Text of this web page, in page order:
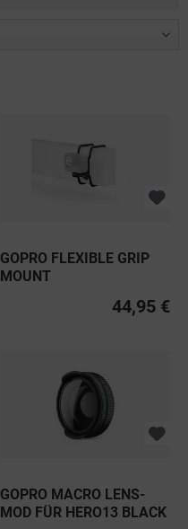
GOPRO FLEXIBLE GRIP
MOUNT
44,95 €
GOPRO MACRO LENS-
MOD FÜR HERO13 BLACK